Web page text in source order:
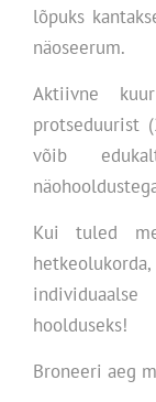
lõpuks
näoseerum.
Aktiivne
protseduurist
võib
Kui tuled
hoolduseks!
Broneeri aeg